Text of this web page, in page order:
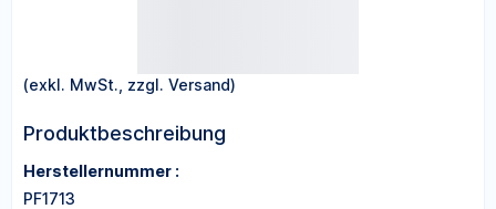
(exkl. MwSt., zzgl. Versand)
Produktbeschreibung
Herstellernummer :
PF1713